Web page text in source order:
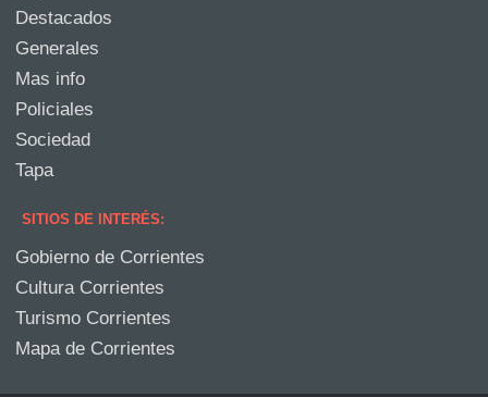
Destacados
Generales
Mas info
Policiales
Sociedad
Tapa
SITIOS DE INTERÉS:
Gobierno de Corrientes
Cultura Corrientes
Turismo Corrientes
Mapa de Corrientes